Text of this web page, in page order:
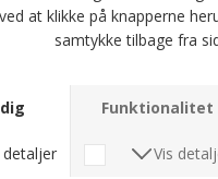
DKK 130,-
Web + Ry